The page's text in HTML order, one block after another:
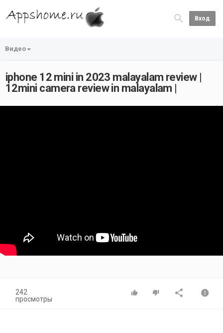
Вход
Видео
iphone 12 mini in 2023 malayalam review |
12mini camera review in malayalam |
242
просмотры